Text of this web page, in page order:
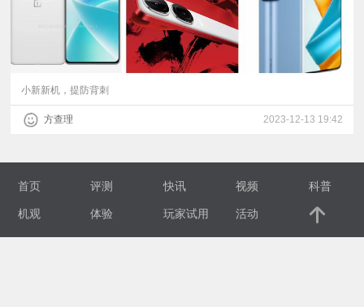
普
专
小新新机，提防背刺
方查理 2023-12-13 19:42
首页 评测 快讯 视频 科普
机观 体验 玩家试用 活动